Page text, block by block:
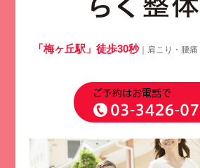
「梅ヶ丘駅」徒歩30秒｜肩こり・腰